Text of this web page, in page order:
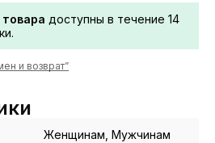
доступны в течение 14
и возврат”
Женщинам, Мужчинам